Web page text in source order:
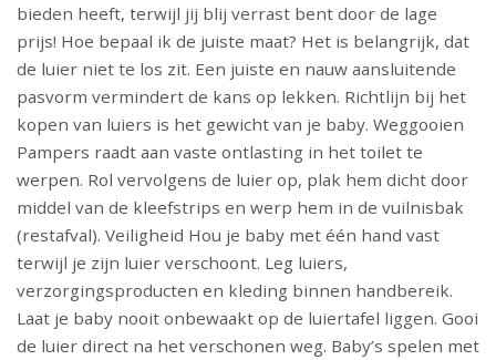
bieden heeft, terwijl jij blij verrast bent door de lage
prijs! Hoe bepaal ik de juiste maat? Het is belangrijk, dat
de luier niet te los zit. Een juiste en nauw aansluitende
pasvorm vermindert de kans op lekken. Richtlijn bij het
kopen van luiers is het gewicht van je baby. Weggooien
Pampers raadt aan vaste ontlasting in het toilet te
werpen. Rol vervolgens de luier op, plak hem dicht door
middel van de kleefstrips en werp hem in de vuilnisbak
(restafval). Veiligheid Hou je baby met één hand vast
terwijl je zijn luier verschoont. Leg luiers,
verzorgingsproducten en kleding binnen handbereik.
Laat je baby nooit onbewaakt op de luiertafel liggen. Gooi
de luier direct na het verschonen weg. Baby’s spelen met